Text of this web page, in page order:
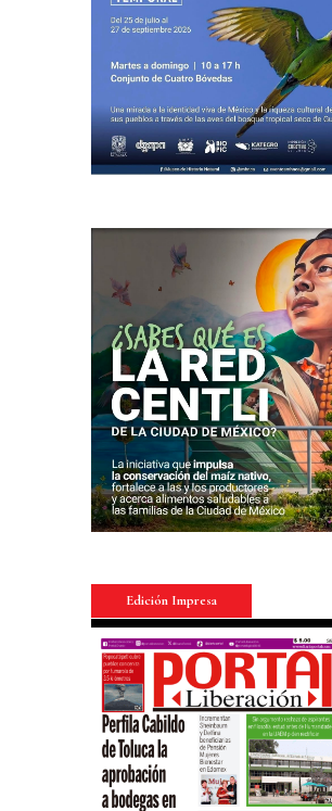
Edición Impresa